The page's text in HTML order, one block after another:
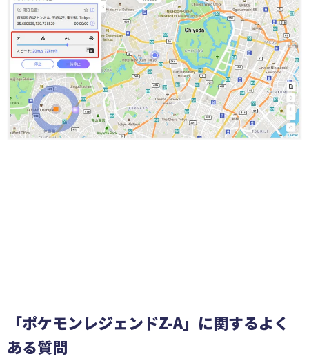
「ポケモンレジェンドZ-A」に関するよく
ある質問